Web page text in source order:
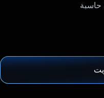
حاسبة